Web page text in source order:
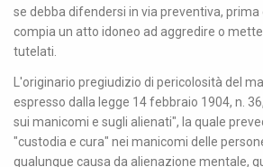
se debba difendersi in via preventiva, prima
compia un atto idoneo ad aggredire o
tutelati.
L'originario pregiudizio di pericolosità del
espresso dalla legge 14 febbraio 1904, n.
sui manicomi e sugli alienati", la quale
"custodia e cura" nei manicomi delle
qualunque causa da alienazione mentale,